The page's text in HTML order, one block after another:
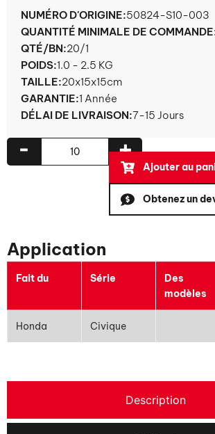
NUMÉRO D'ORIGINE:50824-S10-003
QUANTITÉ MINIMALE DE
QTÉ/BN:20/1
POIDS:1.0 - 2.5 KG
TAILLE:20x15x15cm
GARANTIE:1 Année
DÉLAI DE LIVRAISON:7-15 Jours
+
-
Ajouter au
Obtenez un
Application
Fait du Série
Des
modèles
Honda Civique
Description